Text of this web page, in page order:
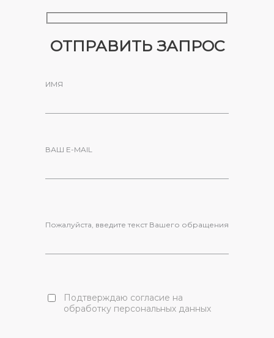
ОТПРАВИТЬ ЗАПРОС
ИМЯ
ВАШ E-MAIL
Пожалуйста, введите текст Вашего обращения
Подтверждаю согласие на
обработку персональных данных